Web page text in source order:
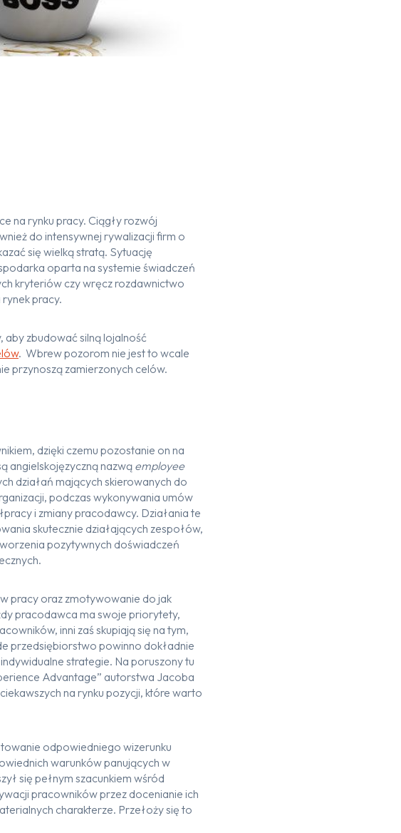
na rynku pracy. Ciągły rozwój
do intensywnej rywalizacji firm o
się wielką stratą. Sytuację
oparta na systemie świadczeń
kryteriów czy wręcz rozdawnictwo
pracy.
aby zbudować silną lojalność
. Wbrew pozorom nie jest to wcale
przynoszą zamierzonych celów.
dzięki czemu pozostanie on na
angielskojęzyczną nazwą employee
działań mających skierowanych do
podczas wykonywania umów
i zmiany pracodawcy. Działania te
skutecznie działających zespołów,
pozytywnych doświadczeń
pracy oraz zmotywowanie do jak
pracodawca ma swoje priorytety,
inni zaś skupiają się na tym,
przedsiębiorstwo powinno dokładnie
strategie. Na poruszony tu
Advantage” autorstwa Jacoba
na rynku pozycji, które warto
odpowiedniego wizerunku
warunków panujących w
się pełnym szacunkiem wśród
pracowników przez docenianie ich
charakterze. Przełoży się to